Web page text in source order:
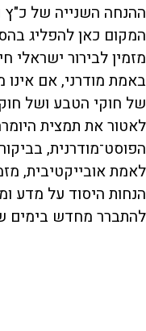
ההנחה השנייה של כ"ץ
המקום כאן להפליג
מזמין לבירור ישראלי
באמת מודרני, אם
של חוקי הטבע ושל
לאטור את תמצית
הפוסט־מודרנית,
לאמת אובייקטיבית,
הנחות היסוד על מדע
להתברר מחדש בימים